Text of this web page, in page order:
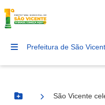
Prefeitura de São
Botão Menu
São Vicente